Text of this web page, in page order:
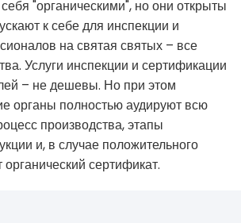
"органическими", но они открыты
к себе для инспекции и
на святая святых – все
Услуги инспекции и сертификации
– не дешевы. Но при этом
органы полностью аудируют всю
производства, этапы
и, в случае положительного
сертификат.